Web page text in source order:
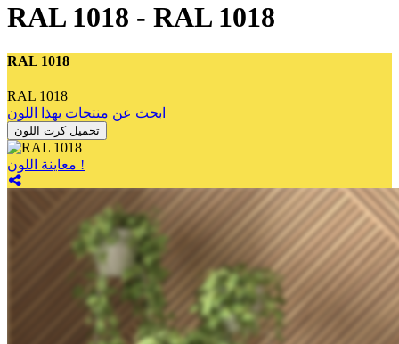
RAL 1018 - RAL 1018
RAL 1018
RAL 1018
ابحث عن منتجات بهذا اللون
تحميل كرت اللون
معاينة اللون !